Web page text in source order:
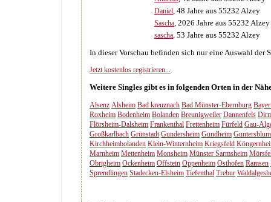
Daniel, 48 Jahre aus 55232 Alzey
Sascha, 2026 Jahre aus 55232 Alzey
sascha, 53 Jahre aus 55232 Alzey
In dieser Vorschau befinden sich nur eine Auswahl der
Jetzt kostenlos registrieren...
Weitere Singles gibt es in folgenden Orten in der
Alsenz Alsheim Bad kreuznach Bad Münster-Ebernburg
Roxheim Bodenheim Bolanden Breunigweiler Dannenfels
Flörsheim-Dalsheim Frankenthal Frettenheim Fürfeld Gau-
Großkarlbach Grünstadt Gundersheim Gundheim Guntersblum
Kirchheimbolanden Klein-Winternheim Kriegsfeld
Marnheim Mettenheim Monsheim Münster Sarmsheim
Obrigheim Ockenheim Offstein Oppenheim Osthofen Ramsen
Sprendlingen Stadecken-Elsheim Tiefenthal Trebur